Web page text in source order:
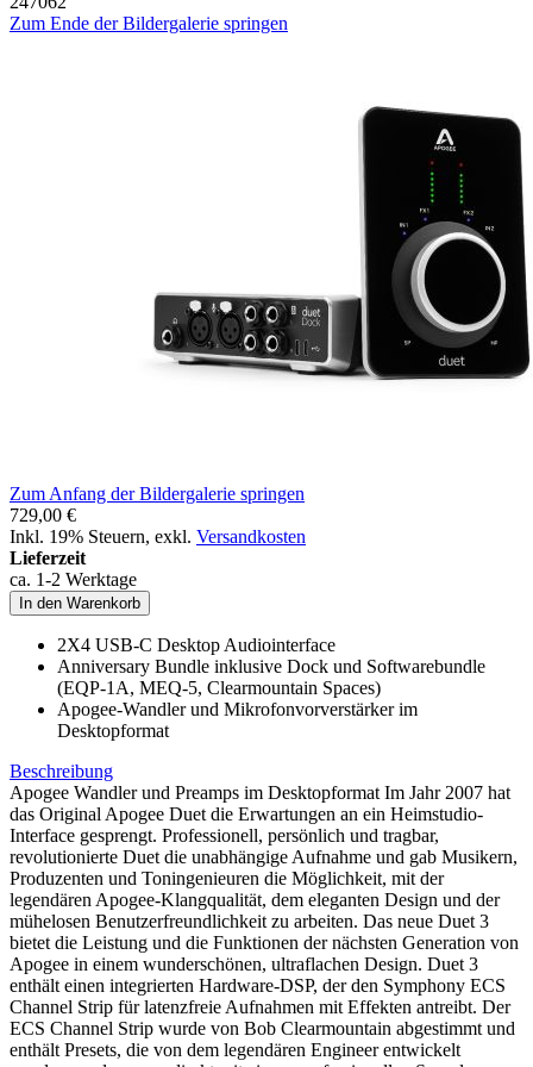
Zum Ende der Bildergalerie springen
Zum Anfang der Bildergalerie springen
729,00 €
Inkl. 19% Steuern, exkl. Versandkosten
Lieferzeit
ca. 1-2 Werktage
In den Warenkorb
2X4 USB-C Desktop Audiointerface
Anniversary Bundle inklusive Dock und Softwarebundle
(EQP-1A, MEQ-5, Clearmountain Spaces)
Apogee-Wandler und Mikrofonvorverstärker im
Desktopformat
Beschreibung
Apogee Wandler und Preamps im Desktopformat Im Jahr 2007 hat
das Original Apogee Duet die Erwartungen an ein Heimstudio-
Interface gesprengt. Professionell, persönlich und tragbar,
revolutionierte Duet die unabhängige Aufnahme und gab Musikern,
Produzenten und Toningenieuren die Möglichkeit, mit der
legendären Apogee-Klangqualität, dem eleganten Design und der
mühelosen Benutzerfreundlichkeit zu arbeiten. Das neue Duet 3
bietet die Leistung und die Funktionen der nächsten Generation von
Apogee in einem wunderschönen, ultraflachen Design. Duet 3
enthält einen integrierten Hardware-DSP, der den Symphony ECS
Channel Strip für latenzfreie Aufnahmen mit Effekten antreibt. Der
ECS Channel Strip wurde von Bob Clearmountain abgestimmt und
enthält Presets, die von dem legendären Engineer entwickelt